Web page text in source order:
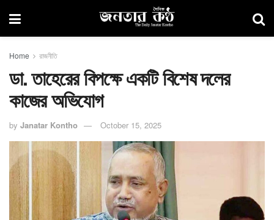
Home রাজনীতি
ডা. তাহেরের বিপক্ষে একটি বিশেষ দলের
কাজের অভিযোগ
by Janatar Kontho October 15, 2025